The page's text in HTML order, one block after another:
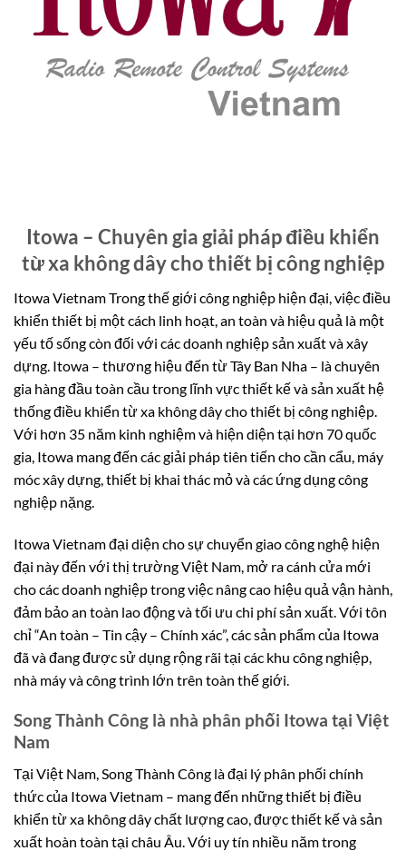
Itowa – Chuyên gia giải pháp điều khiển
từ xa không dây cho thiết bị công nghiệp
Itowa Vietnam Trong thế giới công nghiệp hiện đại, việc điều
khiển thiết bị một cách linh hoạt, an toàn và hiệu quả là một
yếu tố sống còn đối với các doanh nghiệp sản xuất và xây
dựng. Itowa – thương hiệu đến từ Tây Ban Nha – là chuyên
gia hàng đầu toàn cầu trong lĩnh vực thiết kế và sản xuất hệ
thống điều khiển từ xa không dây cho thiết bị công nghiệp.
Với hơn 35 năm kinh nghiệm và hiện diện tại hơn 70 quốc
gia, Itowa mang đến các giải pháp tiên tiến cho cần cẩu, máy
móc xây dựng, thiết bị khai thác mỏ và các ứng dụng công
nghiệp nặng.
Itowa Vietnam đại diện cho sự chuyển giao công nghệ hiện
đại này đến với thị trường Việt Nam, mở ra cánh cửa mới
cho các doanh nghiệp trong việc nâng cao hiệu quả vận hành,
đảm bảo an toàn lao động và tối ưu chi phí sản xuất. Với tôn
chỉ “An toàn – Tin cậy – Chính xác”, các sản phẩm của Itowa
đã và đang được sử dụng rộng rãi tại các khu công nghiệp,
nhà máy và công trình lớn trên toàn thế giới.
Song Thành Công là nhà phân phối Itowa tại Việt
Nam
Tại Việt Nam, Song Thành Công là đại lý phân phối chính
thức của Itowa Vietnam – mang đến những thiết bị điều
khiển từ xa không dây chất lượng cao, được thiết kế và sản
xuất hoàn toàn tại châu Âu. Với uy tín nhiều năm trong